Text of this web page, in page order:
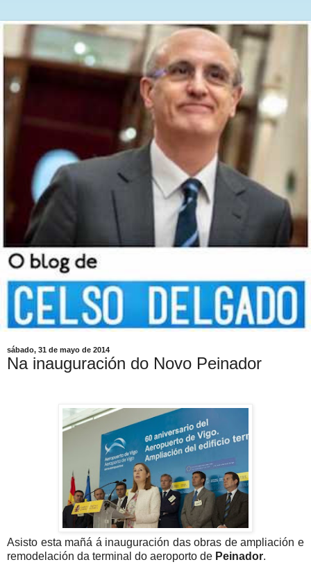
sábado, 31 de mayo de 2014
Na inauguración do Novo Peinador
Asisto esta mañá á inauguración das obras de ampliación e
remodelación da terminal do aeroporto de Peinador.